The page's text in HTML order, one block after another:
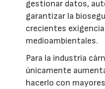
gestionar datos,
garantizar la
crecientes
medioambientales.
Para la industria
únicamente
hacerlo con